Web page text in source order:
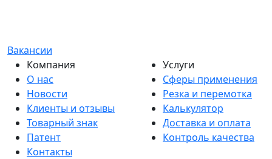
Вакансии
Компания
О нас
Новости
Клиенты и отзывы
Товарный знак
Патент
Контакты
Услуги
Сферы применения
Резка и перемотка
Калькулятор
Доставка и оплата
Контроль качества